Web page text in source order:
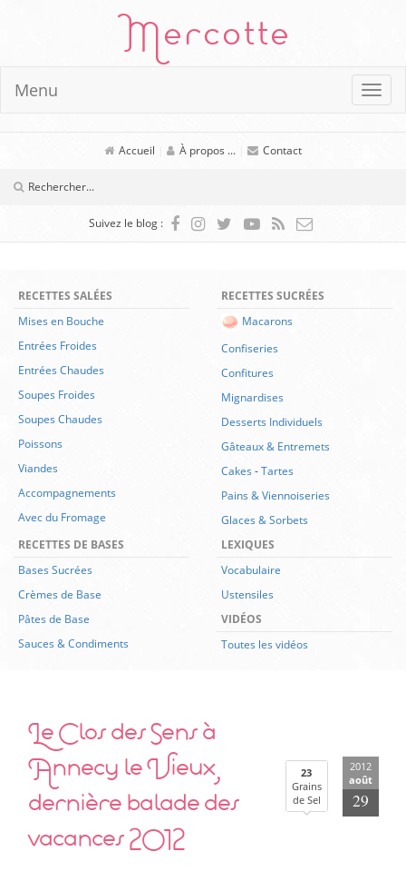
Mercotte
Menu
Accueil À propos ... Contact
Suivez le blog :
RECETTES SALÉES
Mises en Bouche
Entrées Froides
Entrées Chaudes
Soupes Froides
Soupes Chaudes
Poissons
Viandes
Accompagnements
Avec du Fromage
RECETTES SUCRÉES
Macarons
Confiseries
Confitures
Mignardises
Desserts Individuels
Gâteaux & Entremets
Cakes-Tartes
Pains & Viennoiseries
Glaces & Sorbets
RECETTES DE BASES
Bases Sucrées
Crèmes de Base
Pâtes de Base
Sauces & Condiments
LEXIQUES
Vocabulaire
Ustensiles
VIDÉOS
Toutes les vidéos
Le Clos des Sens à
Annecy le Vieux,
dernière balade des
vacances 2012
23
Grains
de Sel
2012
août
29